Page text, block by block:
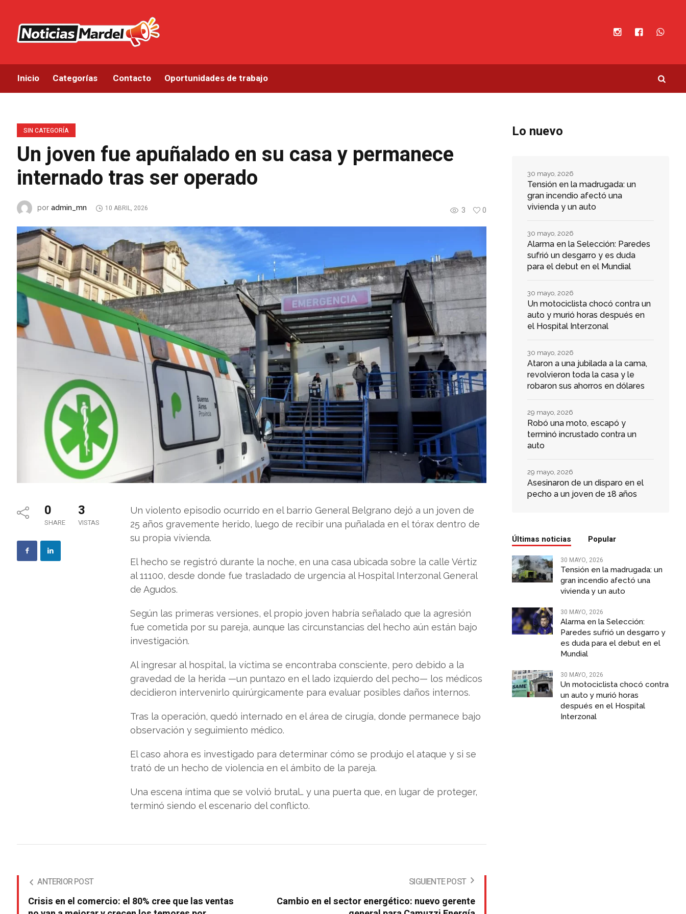
Inicio Categorías Contacto Oportunidades de trabajo
SIN CATEGORÍA
Un joven fue apuñalado en su casa y permanece
internado tras ser operado
3 0
poradmin_mn 10 ABRIL, 2026
0
SHARE
3
VISTAS
Un violento episodio ocurrido en el barrio General Belgrano dejó a un joven de
25 años gravemente herido, luego de recibir una puñalada en el tórax dentro de
su propia vivienda.
El hecho se registró durante la noche, en una casa ubicada sobre la calle Vértiz
al 11100, desde donde fue trasladado de urgencia al Hospital Interzonal General
de Agudos.
Según las primeras versiones, el propio joven habría señalado que la agresión
fue cometida por su pareja, aunque las circunstancias del hecho aún están bajo
investigación.
Al ingresar al hospital, la víctima se encontraba consciente, pero debido a la
gravedad de la herida —un puntazo en el lado izquierdo del pecho— los médicos
decidieron intervenirlo quirúrgicamente para evaluar posibles daños internos.
Tras la operación, quedó internado en el área de cirugía, donde permanece bajo
observación y seguimiento médico.
El caso ahora es investigado para determinar cómo se produjo el ataque y si se
trató de un hecho de violencia en el ámbito de la pareja.
Una escena íntima que se volvió brutal… y una puerta que, en lugar de proteger,
terminó siendo el escenario del conflicto.
ANTERIOR POST
Crisis en el comercio: el 80% cree que las ventas
SIGUIENTE POST
Cambio en el sector energético: nuevo gerente
Lo nuevo
Tensión en la madrugada: un
gran incendio afectó una
vivienda y un auto
30 mayo, 2026
Alarma en la Selección: Paredes
sufrió un desgarro y es duda
para el debut en el Mundial
30 mayo, 2026
Un motociclista chocó contra un
auto y murió horas después en
el Hospital Interzonal
30 mayo, 2026
Ataron a una jubilada a la cama,
revolvieron toda la casa y le
robaron sus ahorros en dólares
30 mayo, 2026
Robó una moto, escapó y
terminó incrustado contra un
auto
29 mayo, 2026
Asesinaron de un disparo en el
pecho a un joven de 18 años
29 mayo, 2026
Últimas noticias Popular
30 MAYO, 2026
Tensión en la madrugada: un
gran incendio afectó una
vivienda y un auto
30 MAYO, 2026
Alarma en la Selección:
Paredes sufrió un desgarro y
es duda para el debut en el
Mundial
30 MAYO, 2026
Un motociclista chocó contra
un auto y murió horas
después en el Hospital
Interzonal